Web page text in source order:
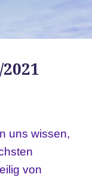
uns wissen,
von